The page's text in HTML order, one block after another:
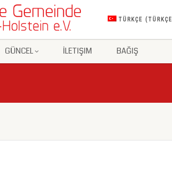
TÜRKÇE (TÜRKÇE
GÜNCEL İLETIŞIM BAĞIŞ